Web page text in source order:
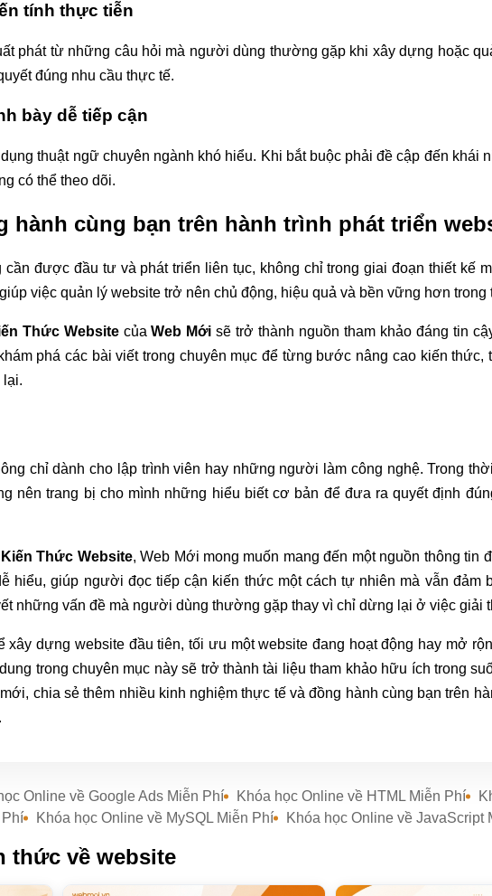
tính thực tiễn
phát từ những câu hỏi mà người dùng thường gặp khi xây dựng hoặc
đúng nhu cầu thực tế.
bày dễ tiếp cận
thuật ngữ chuyên ngành khó hiểu. Khi bắt buộc phải đề cập đến khái
có thể theo dõi.
hành cùng bạn trên hành trình phát triển
cần được đầu tư và phát triển liên tục, không chỉ trong giai đoạn thiết kế
việc quản lý website trở nên chủ động, hiệu quả và bền vững hơn
Thức WebsitecủaWeb Mới sẽ trở thành nguồn tham khảo đáng tin
phá các bài viết trong chuyên mục để từng bước nâng cao kiến
lại.
chỉ dành cho lập trình viên hay những người làm công nghệ. Trong
nên trang bị cho mình những hiểu biết cơ bản để đưa ra quyết định
Kiến Thức Website, Web Mới mong muốn mang đến một nguồn thông
hiểu, giúp người đọc tiếp cận kiến thức một cách tự nhiên mà vẫn đảm
những vấn đề mà người dùng thường gặp thay vì chỉ dừng lại ở việc giải
xây dựng website đầu tiên, tối ưu một website đang hoạt động hay mở
trong chuyên mục này sẽ trở thành tài liệu tham khảo hữu ích trong
chia sẻ thêm nhiều kinh nghiệm thực tế và đồng hành cùng bạn trên
Online về Google Ads Miễn Phí Khóa học Online về HTML Miễn Phí
Khóa học Online về MySQL Miễn Phí Khóa học Online về JavaScript
thức về website